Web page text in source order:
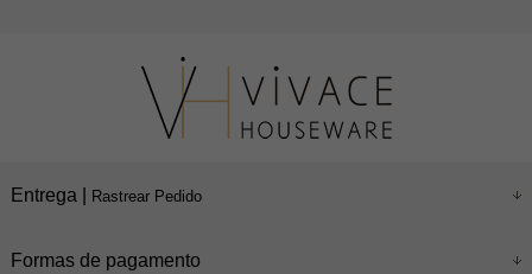
Entrega | Rastrear Pedido
Formas de pagamento